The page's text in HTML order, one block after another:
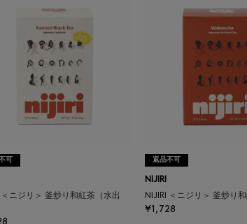
可
＜ニジリ＞ 釜炒り和紅茶（水出
返品不可
NIJIRI
NIJIRI ＜ニジリ＞ 釜炒り
¥1,728